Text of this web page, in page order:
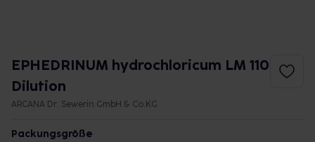
EPHEDRINUM hydrochloricum LM 110
Dilution
ARCANA Dr. Sewerin GmbH & Co.KG
Packungsgröße